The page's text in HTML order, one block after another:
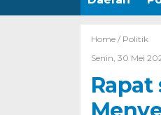
Home / Politik
Senin, 30 Mei
Rapat